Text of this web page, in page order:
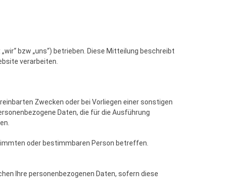
bzw „uns“) betrieben. Diese Mitteilung beschreibt
verarbeiten.
Zwecken oder bei Vorliegen einer sonstigen
Daten, die für die Ausführung
oder bestimmbaren Person betreffen.
Ihre personenbezogenen Daten, sofern diese